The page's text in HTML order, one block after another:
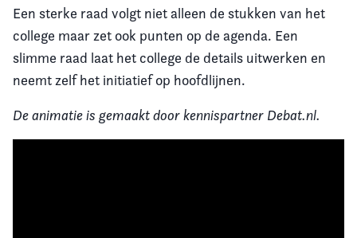
Een sterke raad volgt niet alleen de stukken van het
college maar zet ook punten op de agenda. Een
slimme raad laat het college de details uitwerken en
neemt zelf het initiatief op hoofdlijnen.
De animatie is gemaakt door kennispartner Debat.nl.